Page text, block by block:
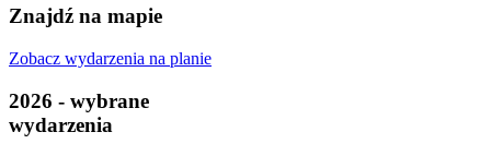
Znajdź na mapie
Zobacz wydarzenia na planie
2026 - wybrane
wydarzenia